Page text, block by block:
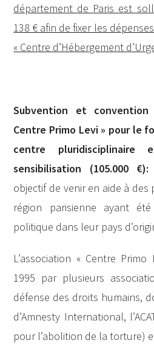
département de Paris est
138 € afin de fixer les
« Centre d’Hébergement
Subvention et convention
Centre Primo Levi » pour le
centre
sensibilisation (105.000 €):
objectif de venir en aide à des
région parisienne ayant
politique dans leur pays
L’association « Centre
1995 par plusieurs
défense des droits humains,
d’Amnesty International,
pour l’abolition de la torture)